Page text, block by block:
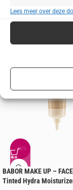
Lees meer over deze
Je zou ook
-20%
BABOR MAKE UP –
Tinted Hydra